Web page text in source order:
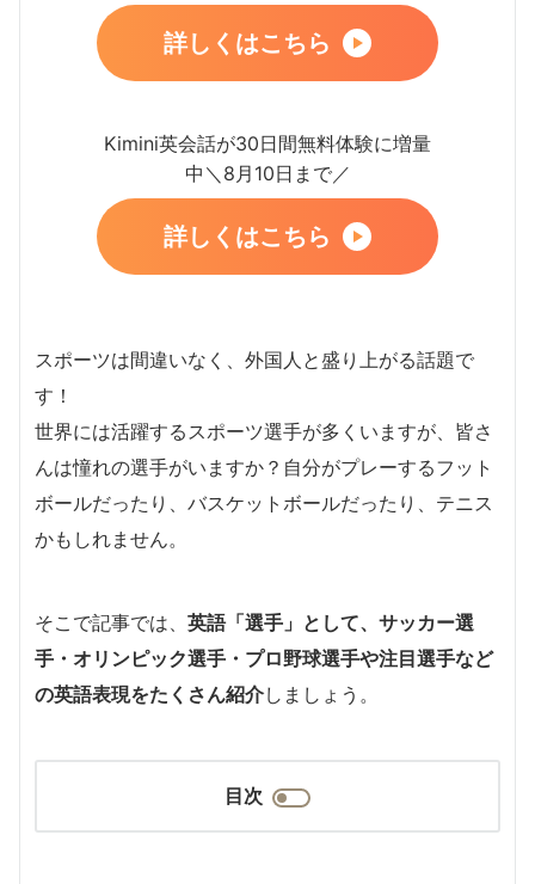
詳しくはこちら
Kimini英会話が30日間無料体験に増量
中＼8月10日まで／
詳しくはこちら
スポーツは間違いなく、外国人と盛り上がる話題で
す！
世界には活躍するスポーツ選手が多くいますが、皆さ
んは憧れの選手がいますか？自分がプレーするフット
ボールだったり、バスケットボールだったり、テニス
かもしれません。
そこで記事では、 英語「選手」として、サッカー選
手・オリンピック選手・プロ野球選手や注目選手など
の英語表現をたくさん紹介しましょう。
目次